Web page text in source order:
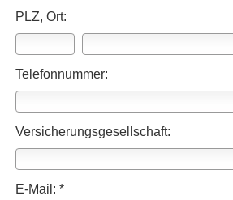
PLZ, Ort:
Telefonnummer:
Versicherungsgesellschaft:
E-Mail: *